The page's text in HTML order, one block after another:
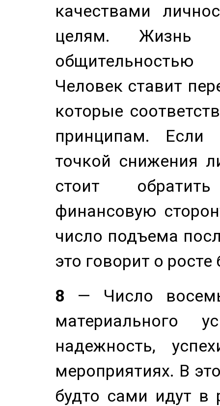
качествами
целям. Жизнь
Человек ставит
которые
принципам. Если
точкой снижения
стоит
финансовую
число подъема
это говорит о
8 — Число
материального
надежность,
мероприятиях. В
будто сами идут в